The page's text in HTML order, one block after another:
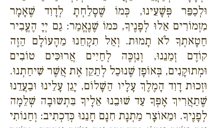
וּלְכַפֵּר פְּשָׁעֵינוּ, כְּמוֹ שֶׁסָלַחְתָ לְדָוִד שֶׁאָמָר
מִזְמוֹרִים אֵלוּ לְפָנֶיךָ, כּמוֹ שֶׁנֶאֱמַר: גַם יְיָ הֶעֱבִיר
חַטָאתְךָ לֹא תָמוּת. וְאַל תִקָחֵנוּ מֵהָעוֹלָם הַזֶה
קוֹדֶם זְמַנֵנוּ, וְנִזְכֶּה לְחַיִים אֲרוּכִּים טוֹבִים
וּמְתוּקָנִים, בְּאוֹפָן שֶׁנוּכַל לְתַקֵן אֶת אֲשֶׁר שִׁיחַתְנוּ.
וּזְכוּת דָוִד הָמֶלֶךְ עָלָיו הַשָׁלוֹם, יָגֵן עָלֵינוּ וּבַעֲדֵנוּ
שֶׁתַאֲרִיךְ אָפְּךָ עַד שׁוּבֵנוּ אֵלָיךָ בִּתְשוּבָה שְׁלֵמָה
לְפָנֶיךָ. וּמֵאוֹצָר מַתְנָת חִנָם חָנֵנוּ כְּדִכְתִיב: וְחַנוֹתִי